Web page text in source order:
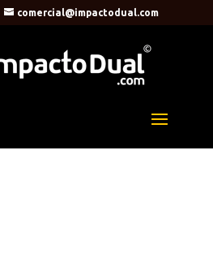
comercial@impactodual.com